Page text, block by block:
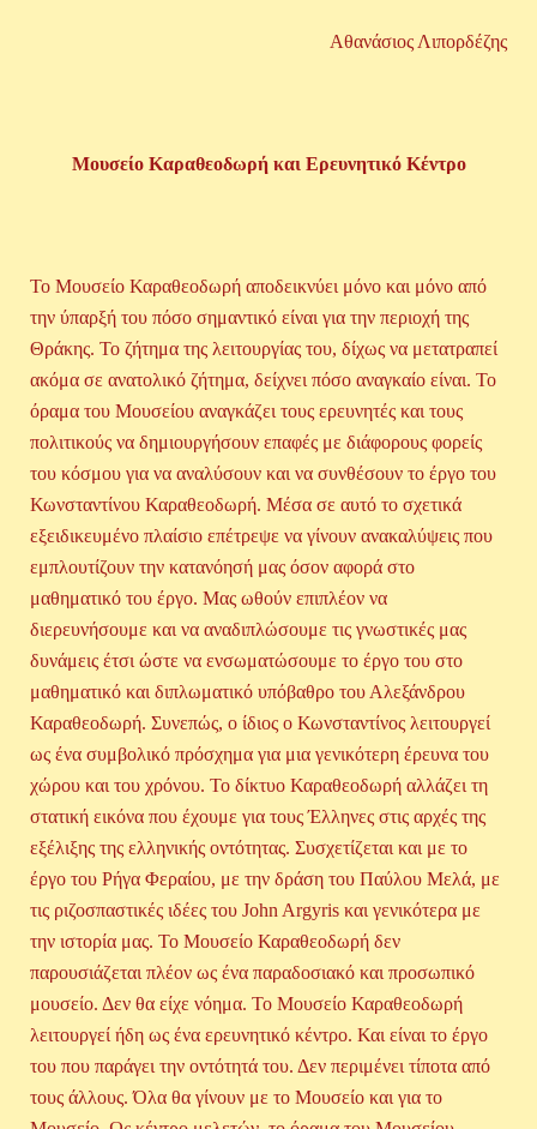
Αθανάσιος Λιπορδέζης
Μουσείο Καραθεοδωρή και Ερευνητικό Κέντρο
Το Μουσείο Καραθεοδωρή αποδεικνύει μόνο και μόνο από
την ύπαρξή του πόσο σημαντικό είναι για την περιοχή της
Θράκης. Το ζήτημα της λειτουργίας του, δίχως να μετατραπεί
ακόμα σε ανατολικό ζήτημα, δείχνει πόσο αναγκαίο είναι. Το
όραμα του Μουσείου αναγκάζει τους ερευνητές και τους
πολιτικούς να δημιουργήσουν επαφές με διάφορους φορείς
του κόσμου για να αναλύσουν και να συνθέσουν το έργο του
Κωνσταντίνου Καραθεοδωρή. Μέσα σε αυτό το σχετικά
εξειδικευμένο πλαίσιο επέτρεψε να γίνουν ανακαλύψεις που
εμπλουτίζουν την κατανόησή μας όσον αφορά στο
μαθηματικό του έργο. Μας ωθούν επιπλέον να
διερευνήσουμε και να αναδιπλώσουμε τις γνωστικές μας
δυνάμεις έτσι ώστε να ενσωματώσουμε το έργο του στο
μαθηματικό και διπλωματικό υπόβαθρο του Αλεξάνδρου
Καραθεοδωρή. Συνεπώς, ο ίδιος ο Κωνσταντίνος λειτουργεί
ως ένα συμβολικό πρόσχημα για μια γενικότερη έρευνα του
χώρου και του χρόνου. Το δίκτυο Καραθεοδωρή αλλάζει τη
στατική εικόνα που έχουμε για τους Έλληνες στις αρχές της
εξέλιξης της ελληνικής οντότητας. Συσχετίζεται και με το
έργο του Ρήγα Φεραίου, με την δράση του Παύλου Μελά, με
τις ριζοσπαστικές ιδέες του John Argyris και γενικότερα με
την ιστορία μας. Το Μουσείο Καραθεοδωρή δεν
παρουσιάζεται πλέον ως ένα παραδοσιακό και προσωπικό
μουσείο. Δεν θα είχε νόημα. Το Μουσείο Καραθεοδωρή
λειτουργεί ήδη ως ένα ερευνητικό κέντρο. Και είναι το έργο
του που παράγει την οντότητά του. Δεν περιμένει τίποτα από
τους άλλους. Όλα θα γίνουν με το Μουσείο και για το